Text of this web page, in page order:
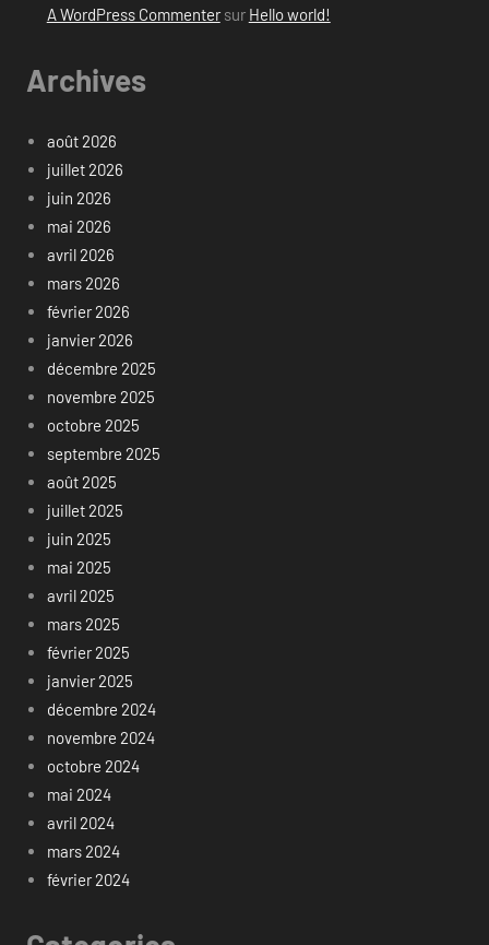
A WordPress Commentersur Hello world!
Archives
août 2026
juillet 2026
juin 2026
mai 2026
avril 2026
mars 2026
février 2026
janvier 2026
décembre 2025
novembre 2025
octobre 2025
septembre 2025
août 2025
juillet 2025
juin 2025
mai 2025
avril 2025
mars 2025
février 2025
janvier 2025
décembre 2024
novembre 2024
octobre 2024
mai 2024
avril 2024
mars 2024
février 2024